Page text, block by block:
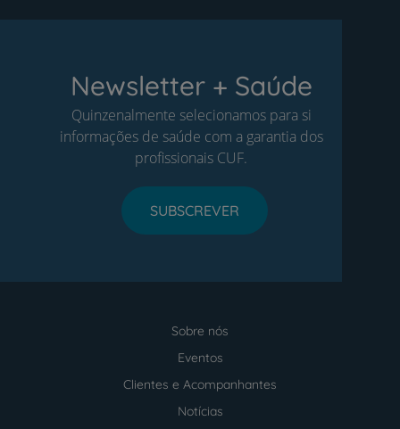
Newsletter + Saúde
Quinzenalmente selecionamos para si
informações de saúde com a garantia dos
profissionais CUF.
SUBSCREVER
Sobre nós
Eventos
Clientes e Acompanhantes
Notícias